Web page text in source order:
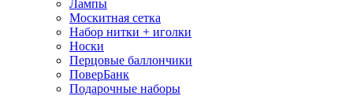
Лампы
Москитная сетка
Набор нитки + иголки
Носки
Перцовые баллончики
ПоверБанк
Подарочные наборы